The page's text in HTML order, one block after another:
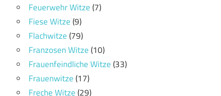
Feuerwehr Witze(7)
Fiese Witze(9)
Flachwitze(79)
Franzosen Witze(10)
Frauenfeindliche Witze(33)
Frauenwitze(17)
Freche Witze(29)